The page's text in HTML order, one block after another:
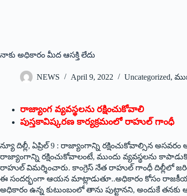
నాకు అధికారం మీద ఆసక్తి లేదు
NEWS April 9, 2022 Uncategorized,
రాజ్యాంగ వ్యవస్థలను రక్షించుకోవాలి
పుస్తకావిష్కరణ కార్యక్రమంలో రాహుల్‌ ‌గాంధీ
న్యూ దిల్లీ, ఏప్రిల్‌ 9 : ‌రాజ్యాంగాన్ని రక్షించుకోవాల్సిన
రాజ్యాంగాన్ని రక్షించుకోవాలంటే, ముందు వ్యవస్థలను
రాహుల్‌ ‌విమర్శించారు. కాంగ్రెస్‌ ‌నేత రాహుల్‌ ‌గాంధీ దిల్లీలో
ఈ సందర్భంగా ఆయన మాట్లాడుతూ..అధికారం కోసం
అధికారం ఉన్న కుటుంబంలో తాను పుట్టానని, అందుకే